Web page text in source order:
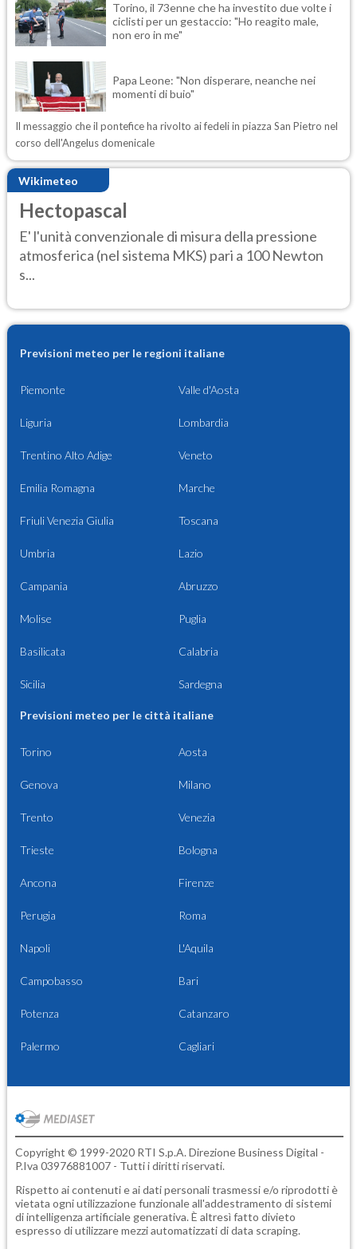
Torino, il 73enne che ha investito due volte i
ciclisti per un gestaccio: "Ho reagito male,
non ero in me"
Papa Leone: "Non disperare, neanche nei
momenti di buio"
Il messaggio che il pontefice ha rivolto ai fedeli in piazza San Pietro nel
corso dell'Angelus domenicale
Wikimeteo
Hectopascal
E' l'unità convenzionale di misura della pressione
atmosferica (nel sistema MKS) pari a 100 Newton
s...
Previsioni meteo per le regioni italiane
Piemonte Valle d'Aosta
Liguria Lombardia
Trentino Alto Adige Veneto
Emilia Romagna Marche
Friuli Venezia Giulia Toscana
Umbria Lazio
Campania Abruzzo
Molise Puglia
Basilicata Calabria
Sicilia Sardegna
Previsioni meteo per le città italiane
Torino Aosta
Genova Milano
Trento Venezia
Trieste Bologna
Ancona Firenze
Perugia Roma
Napoli L'Aquila
Campobasso Bari
Potenza Catanzaro
Palermo Cagliari
Copyright © 1999-2020 RTI S.p.A. Direzione Business Digital -
P.Iva 03976881007 - Tutti i diritti riservati.
Rispetto ai contenuti e ai dati personali trasmessi e/o riprodotti è
vietata ogni utilizzazione funzionale all'addestramento di sistemi
di intelligenza artificiale generativa. È altresì fatto divieto
espresso di utilizzare mezzi automatizzati di data scraping.